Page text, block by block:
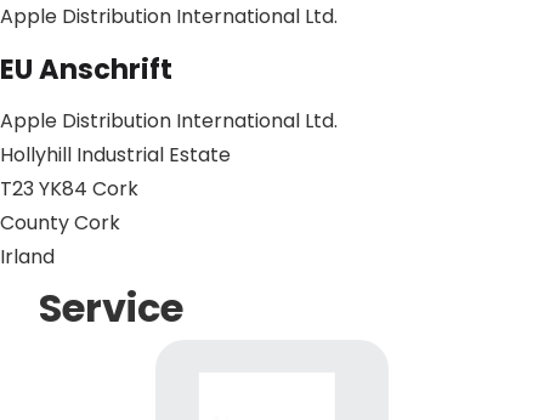
Apple Distribution International Ltd.
EU Anschrift
Apple Distribution International Ltd.
Hollyhill Industrial Estate
T23 YK84 Cork
County Cork
Irland
Service